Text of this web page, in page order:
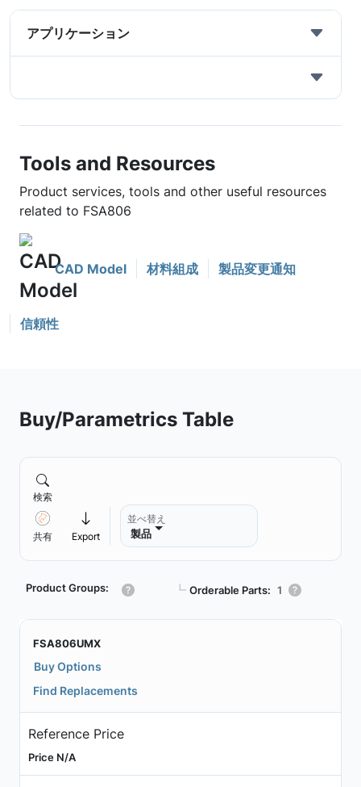
アプリケーション
Tools and Resources
Product services, tools and other useful resources
related to FSA806
CAD Model 材料組成 製品変更通知
信頼性
Buy/Parametrics Table
検索
共有 Export
並べ替え
製品
Product Groups: ┗ Orderable Parts: 1
FSA806UMX
Buy Options
Find Replacements
Reference Price
Price N/A